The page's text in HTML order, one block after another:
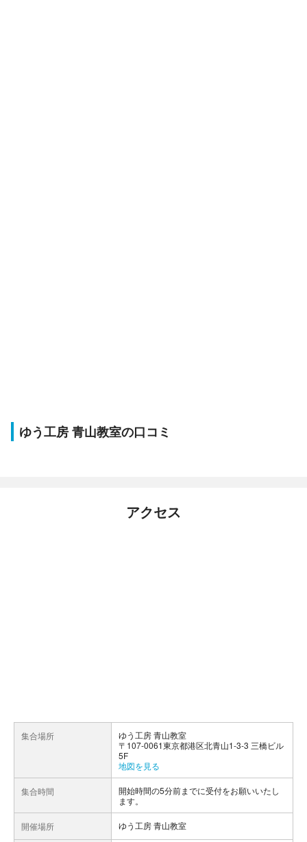
ゆう工房 青山教室の口コミ
アクセス
集合場所
ゆう工房 青山教室
〒107-0061東京都港区北青山1-3-3 三橋ビル
5F
地図を見る
集合時間
開始時間の5分前までに受付をお願いいたし
ます。
開催場所 ゆう工房 青山教室